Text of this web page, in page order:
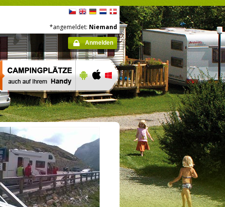
*angemeldet: Niemand
Anmelden